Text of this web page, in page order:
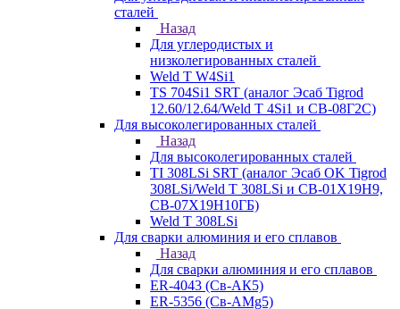
сталей
Назад
Для углеродистых и
низколегированных сталей
Weld T W4Si1
TS 704Si1 SRT (аналог Эсаб Tigrod
12.60/12.64/Weld T 4Si1 и СВ-08Г2С)
Для высоколегированных сталей
Назад
Для высоколегированных сталей
TI 308LSi SRT (аналог Эсаб OK Tigrod
308LSi/Weld T 308LSi и СВ-01Х19Н9,
СВ-07Х19Н10ГБ)
Weld T 308LSi
Для сварки алюминия и его сплавов
Назад
Для сварки алюминия и его сплавов
ER-4043 (Св-АК5)
ER-5356 (Св-АМg5)